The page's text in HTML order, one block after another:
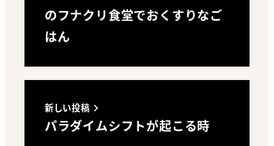
のフナクリ食堂でおくすりなご
はん
新しい投稿
パラダイムシフトが起こる時